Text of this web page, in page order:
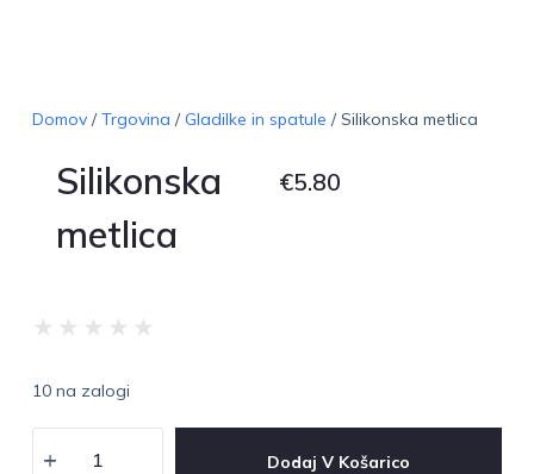
Domov/Trgovina /Gladilke in spatule / Silikonska metlica
Silikonska
metlica
€5.80
★ ★ ★ ★ ★
10 na zalogi
Dodaj V Košarico